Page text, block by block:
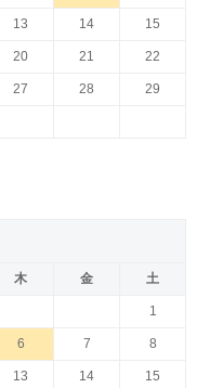
13 14 15
20 21 22
27 28 29
木 金 土
1
6 7 8
13 14 15